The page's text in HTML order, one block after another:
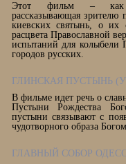
Этот фильм – как
рассказывающая зрителю
киевских святынь, о их
расцвета Православной
испытаний для колыбели
городов русских.
ГЛИНСКАЯ ПУСТЫНЬ
В фильме идет речь о
Пустыни Рождества
пустыни связывают с
чудотворного образа
ГЛАВНЫЙ СОБОР